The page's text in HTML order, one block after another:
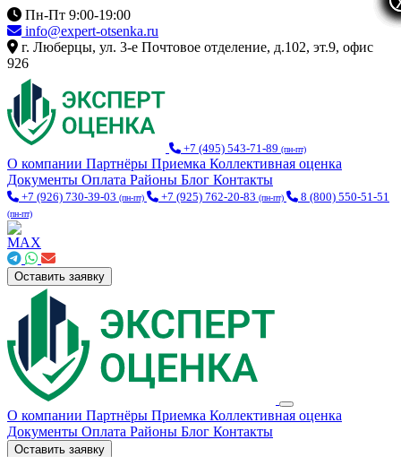
Пн-Пт 9:00-19:00
info@expert-otsenka.ru
г. Люберцы, ул. 3-е Почтовое отделение, д.102, эт.9, офис
926
+7 (495) 543-71-89 (пн-пт)
О компании Партнёры Приемка Коллективная оценка
Документы Оплата Районы Блог Контакты
+7 (926) 730-39-03 (пн-пт) +7 (925) 762-20-83 (пн-пт) 8 (800) 550-51-51
(пн-пт)
Оставить заявку
О компании Партнёры Приемка Коллективная оценка
Документы Оплата Районы Блог Контакты
Оставить заявку